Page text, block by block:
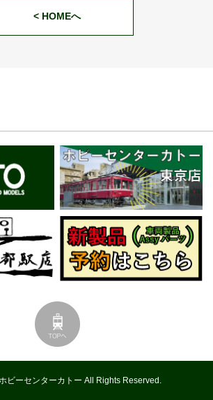
< HOMEへ
ビーセンターカトー All Rights Reserved.